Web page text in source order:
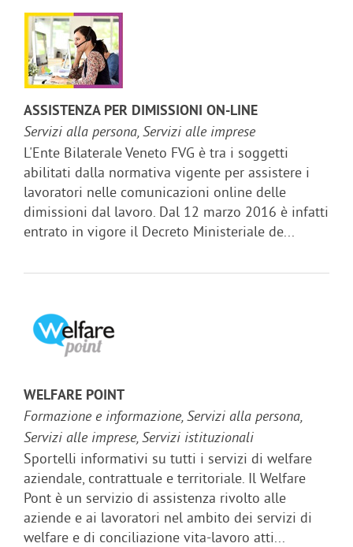
ASSISTENZA PER DIMISSIONI ON-LINE
Servizi alla persona, Servizi alle imprese
L'Ente Bilaterale Veneto FVG è tra i soggetti
abilitati dalla normativa vigente per assistere i
lavoratori nelle comunicazioni online delle
dimissioni dal lavoro. Dal 12 marzo 2016 è infatti
entrato in vigore il Decreto Ministeriale de...
WELFARE POINT
Formazione e informazione, Servizi alla persona,
Servizi alle imprese, Servizi istituzionali
Sportelli informativi su tutti i servizi di welfare
aziendale, contrattuale e territoriale. Il Welfare
Pont è un servizio di assistenza rivolto alle
aziende e ai lavoratori nel ambito dei servizi di
welfare e di conciliazione vita-lavoro atti...